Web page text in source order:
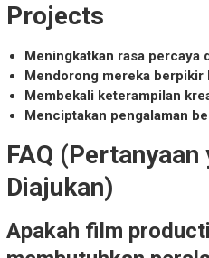
Projects
Meningkatkan rasa percaya
Mendorong mereka berpikir
Membekali keterampilan
Menciptakan pengalaman
FAQ (Pertanyaan
Diajukan)
Apakah film